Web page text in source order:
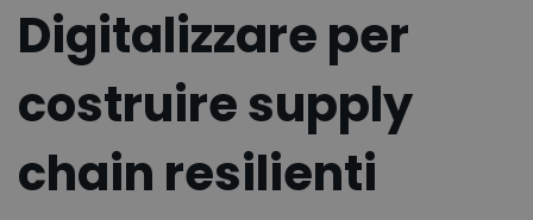
Digitalizzare per
costruire supply
chain resilienti